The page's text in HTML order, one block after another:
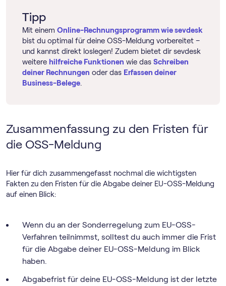
Tipp
Mit einem Online-Rechnungs­programm wie sevdesk
bist du optimal für deine OSS-Meldung vorbereitet –
und kannst direkt loslegen! Zudem bietet dir sevdesk
weitere hilfreiche Funktionen wie das Schreiben
deiner Rechnungen oder das Erfassen deiner
Business-Belege.
Zusammenfassung zu den Fristen für
die OSS-Meldung
Hier für dich zusammengefasst nochmal die wichtigsten
Fakten zu den Fristen für die Abgabe deiner EU-OSS-Meldung
auf einen Blick:
Wenn du an der Sonderregelung zum EU-OSS-
Verfahren teilnimmst, solltest du auch immer die Frist
für die Abgabe deiner EU-OSS-Meldung im Blick
haben.
Abgabefrist für deine EU-OSS-Meldung ist der letzte